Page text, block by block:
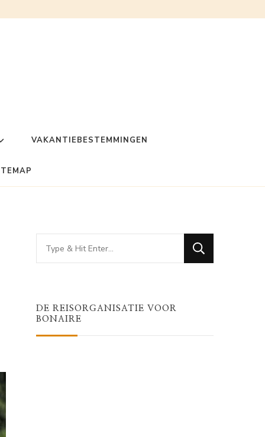
VAKANTIEBESTEMMINGEN
Looking
for
DE REISORGANISATIE VOOR
BONAIRE